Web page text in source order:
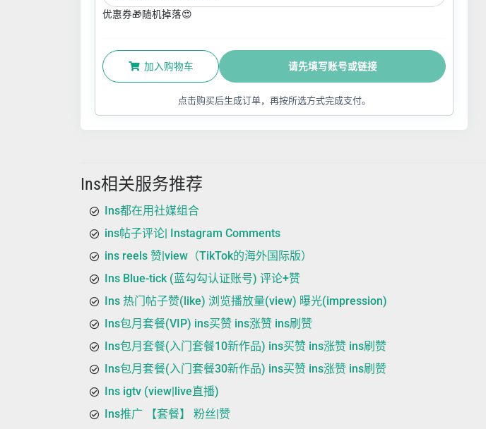
优惠券🎁随机掉落😍
加入购物车 请先填写账号或链接
点击购买后生成订单，再按所选方式完成支付。
Ins相关服务推荐
Ins都在用社媒组合
ins帖子评论| Instagram Comments
ins reels 赞|view（TikTok的海外国际版）
Ins Blue-tick (蓝勾勾认证账号) 评论+赞
Ins 热门帖子赞(like) 浏览播放量(view) 曝光(impression)
Ins包月套餐(VIP) ins买赞 ins涨赞 ins刷赞
Ins包月套餐(入门套餐10新作品) ins买赞 ins涨赞 ins刷赞
Ins包月套餐(入门套餐30新作品) ins买赞 ins涨赞 ins刷赞
Ins igtv (view|live直播)
Ins推广 【套餐】 粉丝|赞